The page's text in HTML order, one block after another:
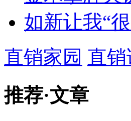
如新让我“
直销家园 直
推荐·文章